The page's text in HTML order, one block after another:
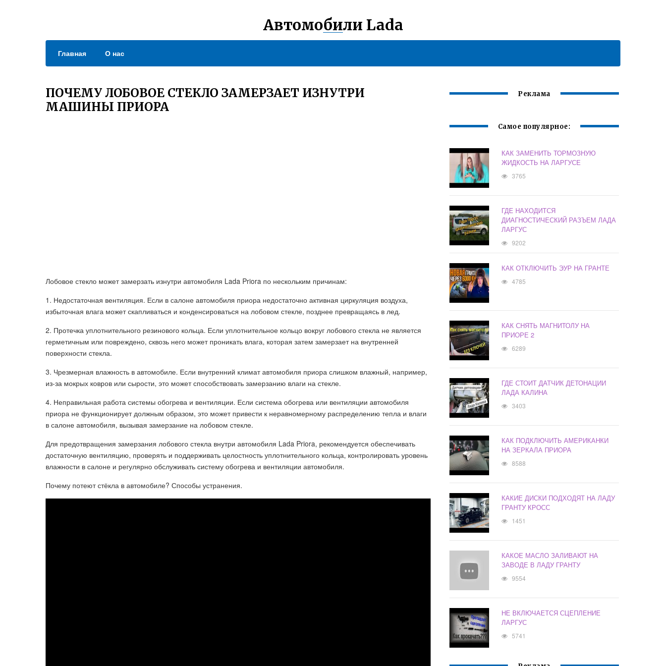
Автомобили Lada
Главная О нас
ПОЧЕМУ ЛОБОВОЕ СТЕКЛО ЗАМЕРЗАЕТ ИЗНУТРИ
МАШИНЫ ПРИОРА
Лобовое стекло может замерзать изнутри автомобиля Lada Priora по нескольким причинам:
1. Недостаточная вентиляция. Если в салоне автомобиля приора недостаточно активная циркуляция воздуха,
избыточная влага может скапливаться и конденсироваться на лобовом стекле, позднее превращаясь в лед.
2. Протечка уплотнительного резинового кольца. Если уплотнительное кольцо вокруг лобового стекла не является
герметичным или повреждено, сквозь него может проникать влага, которая затем замерзает на внутренней
поверхности стекла.
3. Чрезмерная влажность в автомобиле. Если внутренний климат автомобиля приора слишком влажный, например,
из-за мокрых ковров или сырости, это может способствовать замерзанию влаги на стекле.
4. Неправильная работа системы обогрева и вентиляции. Если система обогрева или вентиляции автомобиля
приора не функционирует должным образом, это может привести к неравномерному распределению тепла и влаги
в салоне автомобиля, вызывая замерзание на лобовом стекле.
Для предотвращения замерзания лобового стекла внутри автомобиля Lada Priora, рекомендуется обеспечивать
достаточную вентиляцию, проверять и поддерживать целостность уплотнительного кольца, контролировать уровень
влажности в салоне и регулярно обслуживать систему обогрева и вентиляции автомобиля.
Почему потеют стёкла в автомобиле? Способы устранения.
Реклама
Самое популярное:
КАК ЗАМЕНИТЬ ТОРМОЗНУЮ
ЖИДКОСТЬ НА ЛАРГУСЕ
3765
ГДЕ НАХОДИТСЯ
ДИАГНОСТИЧЕСКИЙ РАЗЪЕМ ЛАДА
ЛАРГУС
9202
КАК ОТКЛЮЧИТЬ ЭУР НА ГРАНТЕ
4785
КАК СНЯТЬ МАГНИТОЛУ НА
ПРИОРЕ 2
6289
ГДЕ СТОИТ ДАТЧИК ДЕТОНАЦИИ
ЛАДА КАЛИНА
3403
КАК ПОДКЛЮЧИТЬ АМЕРИКАНКИ
НА ЗЕРКАЛА ПРИОРА
8588
КАКИЕ ДИСКИ ПОДХОДЯТ НА ЛАДУ
ГРАНТУ КРОСС
1451
КАКОЕ МАСЛО ЗАЛИВАЮТ НА
ЗАВОДЕ В ЛАДУ ГРАНТУ
9554
НЕ ВКЛЮЧАЕТСЯ СЦЕПЛЕНИЕ
ЛАРГУС
5741